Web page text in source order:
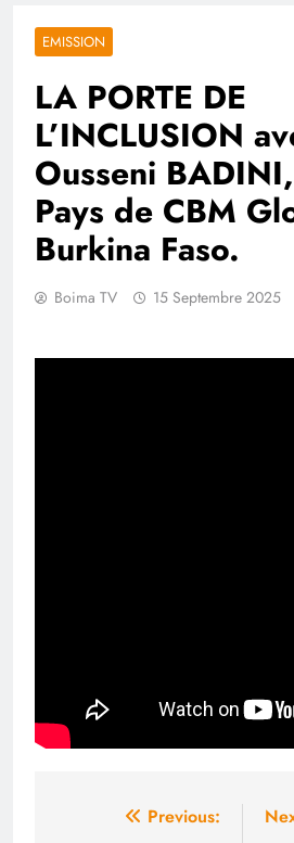
EMISSION
LA PORTE DE
L’INCLUSION
Ousseni
Pays de CBM
Burkina Faso.
Boima TV 15 Septembre 2025
Navigation
Previous: